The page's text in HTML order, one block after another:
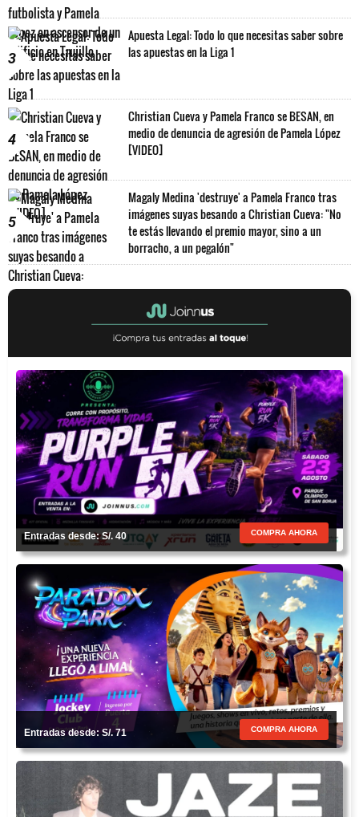
3
Apuesta Legal: Todo lo que necesitas saber sobre
las apuestas en la Liga 1
4
Christian Cueva y Pamela Franco se BESAN, en
medio de denuncia de agresión de Pamela López
[VIDEO]
5
Magaly Medina 'destruye' a Pamela Franco tras
imágenes suyas besando a Christian Cueva: "No
te estás llevando el premio mayor, sino a un
borracho, a un pegalón"
Entradas desde: S/. 40 COMPRA AHORA
Entradas desde: S/. 71 COMPRA AHORA